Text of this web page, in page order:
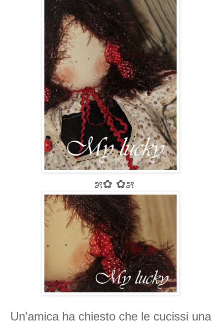
೫✿ ✿೫
Un'amica ha chiesto che le cucissi una